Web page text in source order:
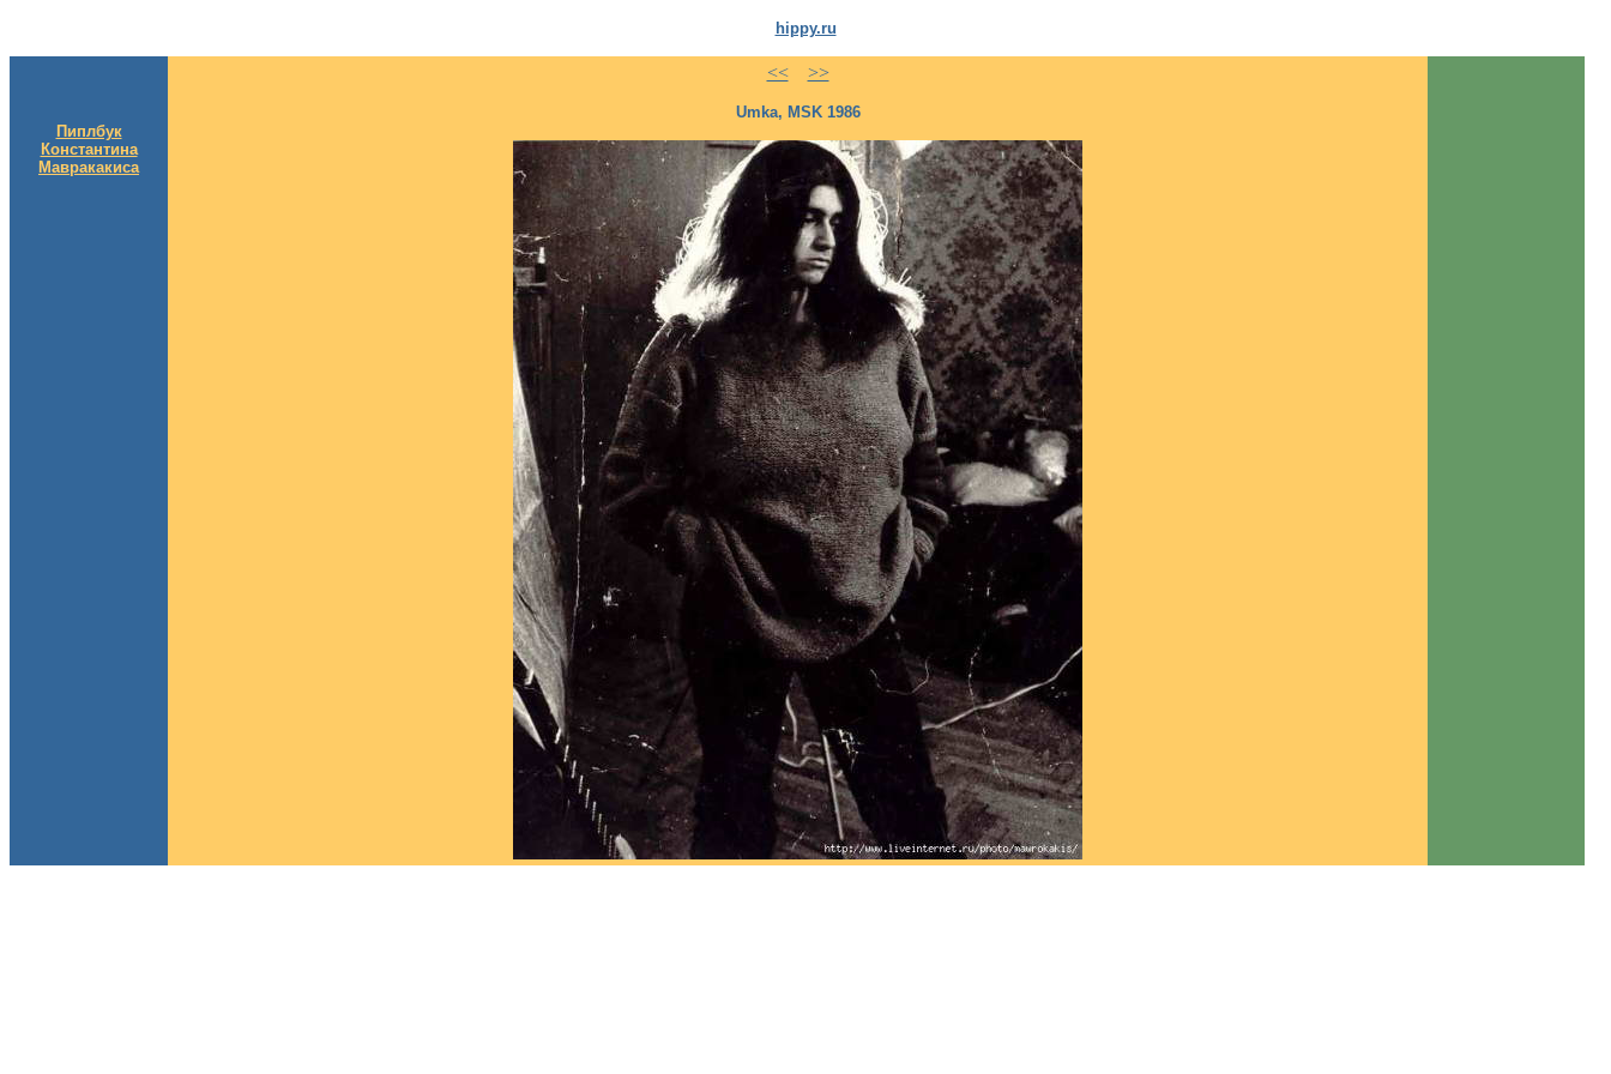
hippy.ru
Пиплбук
Константина
Мавракакиса
<< >>
Umka, MSK 1986